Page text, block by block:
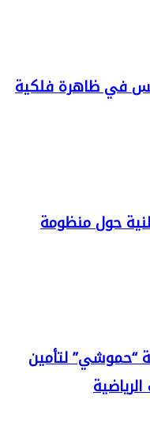
فلكية
منظومة
لتأمين